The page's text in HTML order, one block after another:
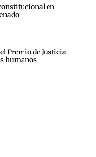
en
Premio de Justicia
humanos